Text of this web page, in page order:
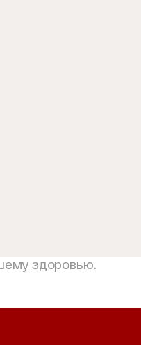
здоровью.